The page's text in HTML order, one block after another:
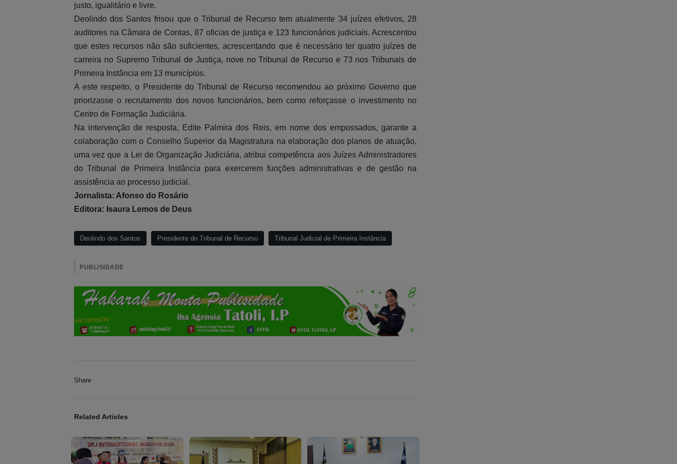
justo, igualitário e livre.
Deolindo dos Santos frisou que o Tribunal de Recurso tem atualmente 34 juízes efetivos, 28
auditores na Câmara de Contas, 87 oficias de justiça e 123 funcionários judiciais. Acrescentou
que estes recursos não são suficientes, acrescentando que é necessário ter quatro juízes de
carreira no Supremo Tribunal de Justiça, nove no Tribunal de Recurso e 73 nos Tribunais de
Primeira Instância em 13 municípios.
A este respeito, o Presidente do Tribunal de Recurso recomendou ao próximo Governo que
priorizasse o recrutamento dos novos funcionários, bem como reforçasse o investimento no
Centro de Formação Judiciária.
Na intervenção de resposta, Edite Palmira dos Reis, em nome dos empossados, garante a
colaboração com o Conselho Superior da Magistratura na elaboração dos planos de atuação,
uma vez que a Lei de Organização Judiciária, atribui competência aos Juízes Administradores
do Tribunal de Primeira Instância para exercerem funções administrativas e de gestão na
assistência ao processo judicial.
Jornalista: Afonso do Rosário
Editora: Isaura Lemos de Deus
Deolindo dos Santos Presidente do Tribunal de Recurso Tribunal Judicial de Primeira Instância
PUBLISIDADE
Share
Related Articles